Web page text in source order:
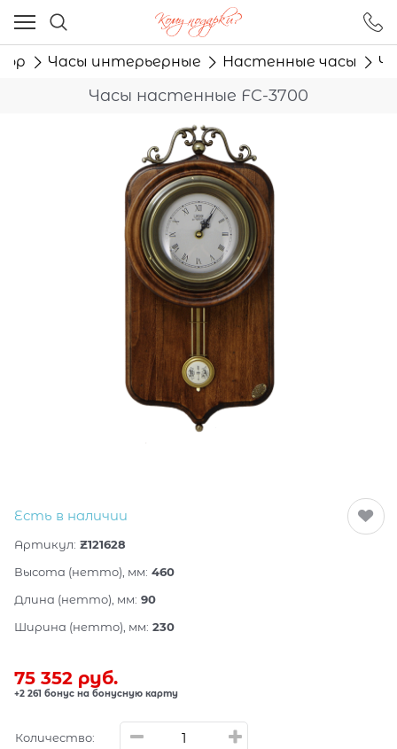
Часы интерьерные Настенные часы
Часы настенные FC-3700
Есть в наличии
Артикул: Z121628
Высота (нетто), мм: 460
Длина (нетто), мм: 90
Ширина (нетто), мм: 230
75 352 руб.
+2 261 бонус на бонусную карту
Количество:
Ваш город - Москва,
угадали?
ДА НЕТ